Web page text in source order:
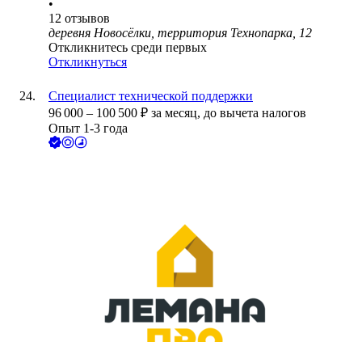
•
12 отзывов
деревня Новосёлки, территория Технопарка, 12
Откликнитесь среди первых
Откликнуться
Специалист технической поддержки
96 000 – 100 500 ₽ за месяц, до вычета налогов
Опыт 1-3 года